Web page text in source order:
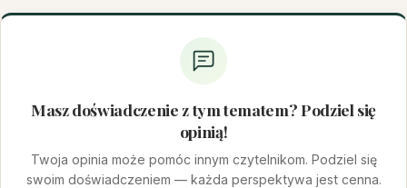
Masz doświadczenie z tym tematem? Podziel się
opinią!
Twoja opinia może pomóc innym czytelnikom. Podziel się
swoim doświadczeniem — każda perspektywa jest cenna.